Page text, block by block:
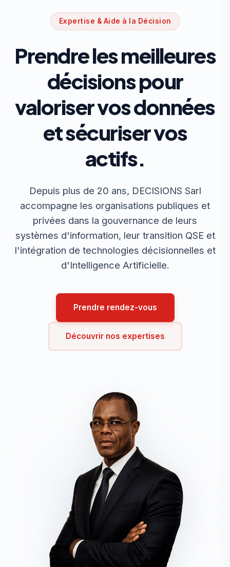
Expertise & Aide à la Décision
Prendre les meilleures
décisions pour
valoriser vos données
et sécuriser vos
actifs.
Depuis plus de 20 ans, DECISIONS Sarl
accompagne les organisations publiques et
privées dans la gouvernance de leurs
systèmes d'information, leur transition QSE et
l'intégration de technologies décisionnelles et
d'Intelligence Artificielle.
Prendre rendez-vous
Découvrir nos expertises